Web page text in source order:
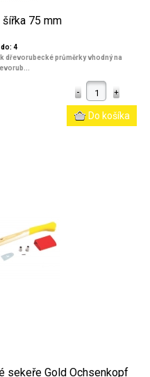
šířka 75 mm
4
dřevorubecké průměrky vhodný na
sekeře Gold Ochsenkopf